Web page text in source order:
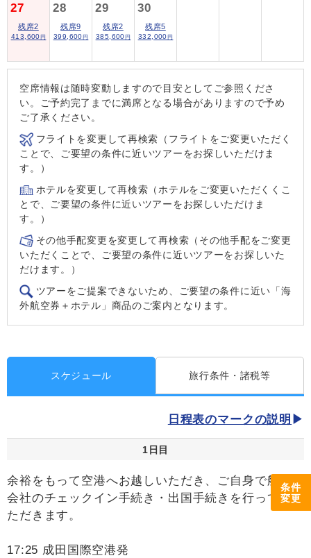
条件
変更
27
残席2
413,600 円
28
残席9
399,600 円
29
残席2
385,600 円
30
残席5
332,000 円
空席情報は随時変動しますので目安としてご参照くださ
い。ご予約完了までに満席となる場合がありますので予め
ご了承ください。
フライトを変更して再検索（フライトをご変更いただく
ことで、ご要望の条件に近いツアーをお探しいただけま
す。）
ホテルを変更して再検索（ホテルをご変更いただくくこ
とで、ご要望の条件に近いツアーをお探しいただけま
す。）
その他手配変更を変更して再検索（その他手配をご変更
いただくことで、ご要望の条件に近いツアーをお探しいた
だけます。）
ツアーをご提案できないため、ご要望の条件に近い「海
外航空券＋ホテル」商品のご案内となります。
スケジュール 旅行条件・諸税等
日程表のマークの説明
1日目
余裕をもって空港へお越しいただき、ご自身で航空
会社のチェックイン手続き・出国手続きを行ってい
ただきます。
17:25 成田国際空港発